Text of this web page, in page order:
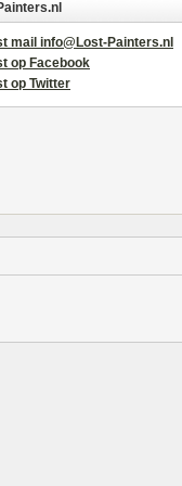
mail info@Lost-Painters.nl
op Facebook
op Twitter